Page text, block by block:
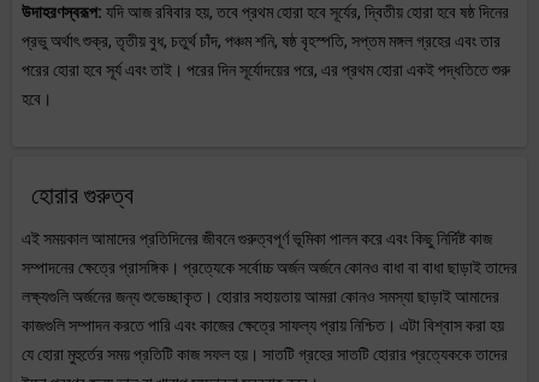
উদাহরণস্বরূপ: যদি আজ রবিবার হয়, তবে প্রথম হোরা হবে সূর্যের, দ্বিতীয় হোরা হবে ষষ্ঠ দিনের
প্রভু অর্থাৎ শুক্র, তৃতীয় বুধ, চতুর্থ চাঁদ, পঞ্চম শনি, ষষ্ঠ বৃহস্পতি, সপ্তম মঙ্গল গ্রহের এবং তার
পরের হোরা হবে সূর্য এবং তাই। পরের দিন সূর্যোদয়ের পরে, এর প্রথম হোরা একই পদ্ধতিতে শুরু
হবে।
হোরার গুরুত্ব
এই সময়কাল আমাদের প্রতিদিনের জীবনে গুরুত্বপূর্ণ ভূমিকা পালন করে এবং কিছু নির্দিষ্ট কাজ
সম্পাদনের ক্ষেত্রে প্রাসঙ্গিক। প্রত্যেকে সর্বোচ্চ অর্জন অর্জনে কোনও বাধা বা বাধা ছাড়াই তাদের
লক্ষ্যগুলি অর্জনের জন্য শুভেচ্ছাকৃত। হোরার সহায়তায় আমরা কোনও সমস্যা ছাড়াই আমাদের
কাজগুলি সম্পাদন করতে পারি এবং কাজের ক্ষেত্রে সাফল্য প্রায় নিশ্চিত। এটা বিশ্বাস করা হয়
যে হোরা মুহুর্তের সময় প্রতিটি কাজ সফল হয়। সাতটি গ্রহের সাতটি হোরার প্রত্যেককে তাদের